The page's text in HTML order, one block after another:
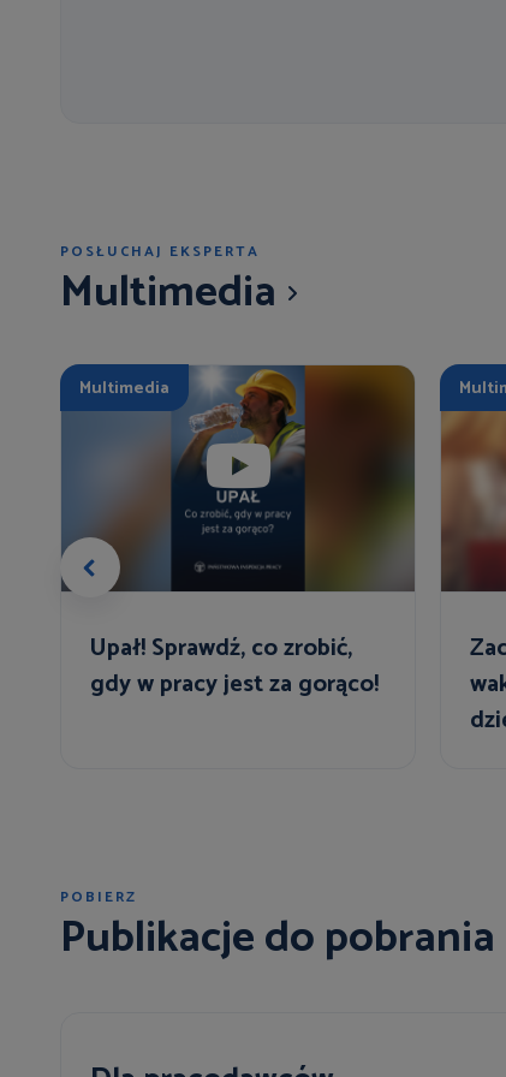
POSŁUCHAJ EKSPERTA
Multimedia
Multimedia
Upał! Sprawdź, co zrobić,
gdy w pracy jest za gorąco!
POBIERZ
Publikacje do pobrania